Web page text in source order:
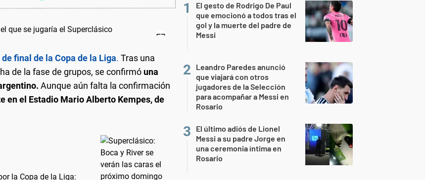
final de la Copa de la Liga. Tras una
de la fase de grupos, se confirmó una
Aunque aún falta la confirmación
en el Estadio Mario Alberto Kempes, de
la Copa de la Liga:
El gesto de Rodrigo De Paul
que emocionó a todos tras el
gol y la muerte del padre de
Messi
Leandro Paredes anunció
que viajará con otros
jugadores de la Selección
para acompañar a Messi en
Rosario
El último adiós de Lionel
Messi a su padre Jorge en
una ceremonia íntima en
Rosario